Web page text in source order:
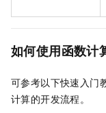
如何使用函数计
可参考以下快速入门
计算的开发流程。